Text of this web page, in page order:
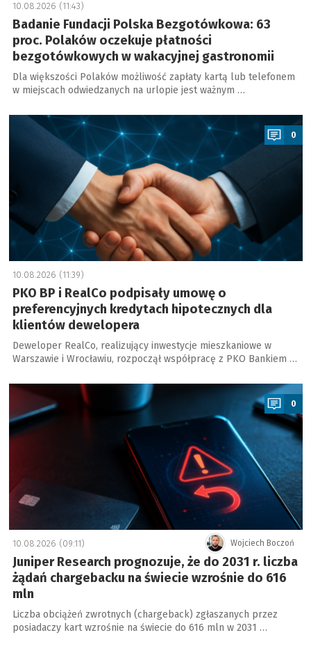
10.08.2026 (11:43)
Badanie Fundacji Polska Bezgotówkowa: 63
proc. Polaków oczekuje płatności
bezgotówkowych w wakacyjnej gastronomii
Dla większości Polaków możliwość zapłaty kartą lub telefonem
w miejscach odwiedzanych na urlopie jest ważnym …
a
0
10.08.2026 (11:39)
PKO BP i RealCo podpisały umowę o
preferencyjnych kredytach hipotecznych dla
klientów dewelopera
Deweloper RealCo, realizujący inwestycje mieszkaniowe w
Warszawie i Wrocławiu, rozpoczął współpracę z PKO Bankiem …
a
0
Wojciech Boczoń
10.08.2026 (09:11)
Juniper Research prognozuje, że do 2031 r. liczba
żądań chargebacku na świecie wzrośnie do 616
mln
Liczba obciążeń zwrotnych (chargeback) zgłaszanych przez
posiadaczy kart wzrośnie na świecie do 616 mln w 2031 …